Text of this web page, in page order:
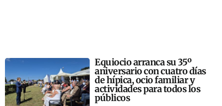
Equiocio arranca su 35º
aniversario con cuatro días
de hípica, ocio familiar y
actividades para todos los
públicos